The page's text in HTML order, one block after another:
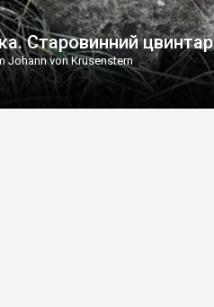
Старовинний цвинтар
Johann von Krusenstern